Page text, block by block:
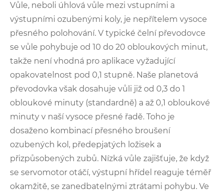
Vůle, neboli úhlová vůle mezi vstupními a
výstupními ozubenými koly, je nepřítelem vysoce
přesného polohování. V typické čelní převodovce
se vůle pohybuje od 10 do 20 obloukových minut,
takže není vhodná pro aplikace vyžadující
opakovatelnost pod 0,1 stupně. Naše planetová
převodovka však dosahuje vůli již od 0,3 do 1
obloukové minuty (standardně) a až 0,1 obloukové
minuty v naší vysoce přesné řadě. Toho je
dosaženo kombinací přesného broušení
ozubených kol, předepjatých ložisek a
přizpůsobených zubů. Nízká vůle zajišťuje, že když
se servomotor otáčí, výstupní hřídel reaguje téměř
okamžitě, se zanedbatelnými ztrátami pohybu. Ve